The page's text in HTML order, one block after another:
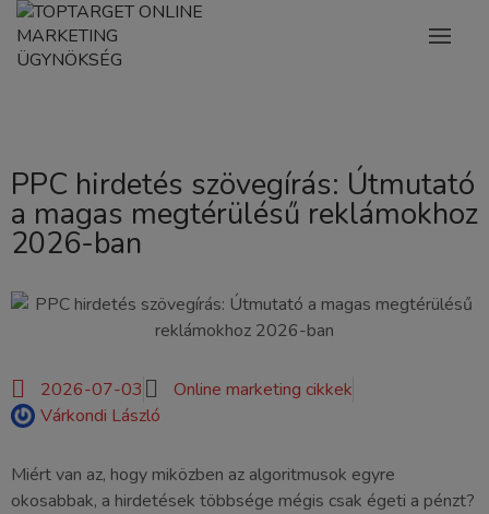
PPC hirdetés szövegírás: Útmutató
a magas megtérülésű reklámokhoz
2026-ban
2026-07-03
Online marketing cikkek
Várkondi László
Miért van az, hogy miközben az algoritmusok egyre
okosabbak, a hirdetések többsége mégis csak égeti a pénzt?